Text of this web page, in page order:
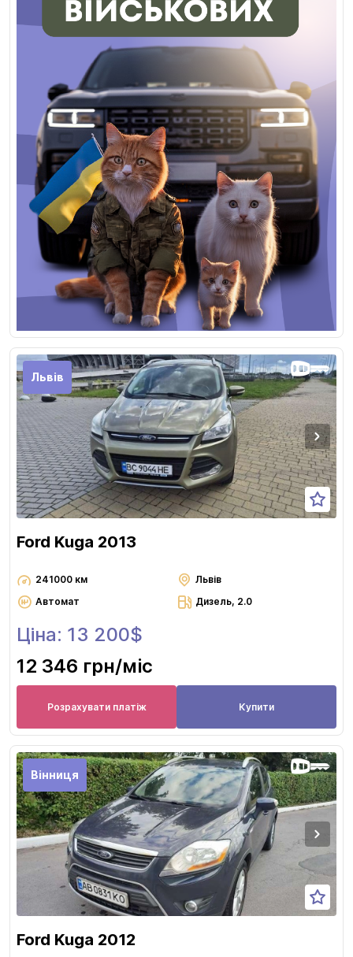
Львів
Ford Kuga 2013
241000 км
Львів
Автомат
Дизель, 2.0
Ціна: 13 200$
12 346 грн/міс
Розрахувати платіж Купити
Вінниця
Ford Kuga 2012